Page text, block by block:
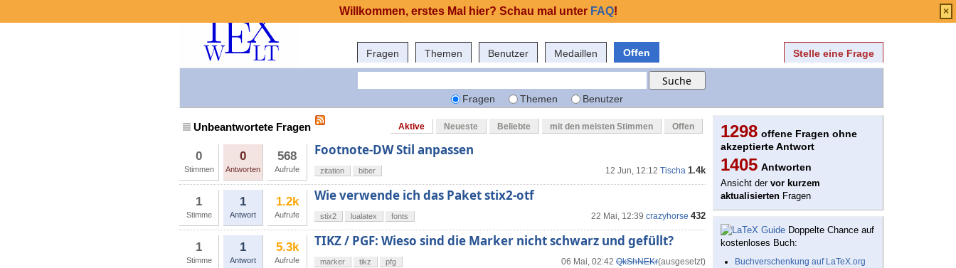
Fragen Themen Benutzer Medaillen Offen Stelle eine Frage
Fragen Themen Benutzer
Unbeantwortete Fragen Aktive Neueste Beliebte mit den meisten Stimmen Offen
0
Stimmen
0
Antworten
568
Aufrufe
Footnote-DW Stil anpassen
12 Jun, 12:12 Tischa 1.4k
zitation biber
1
Stimme
1
Antwort
1.2k
Aufrufe
Wie verwende ich das Paket stix2-otf
22 Mai, 12:39 crazyhorse 432
stix2 lualatex fonts
1
Stimme
1
Antwort
5.3k
Aufrufe
TIKZ / PGF: Wieso sind die Marker nicht schwarz und gefüllt?
06 Mai, 02:42 QkShNEKr(ausgesetzt)
marker tikz pfg
1298 offene Fragen ohne
akzeptierte Antwort
1405 Antworten
Ansicht der vor kurzem
aktualisierten Fragen
Doppelte Chance auf
kostenloses Buch:
Buchverschenkung auf LaTeX.org
Willkommen, erstes Mal hier? Schau mal unter FAQ! ×